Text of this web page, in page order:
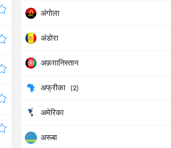
अंगोला
अंडोरा
अफ़ग़ानिस्तान
अफ्रीका (2)
अमेरिका
अरूबा